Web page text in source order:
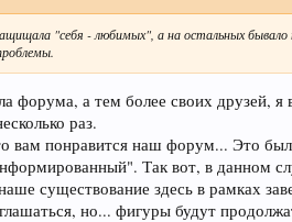
"себя - любимых", а на остальных бывало
форума, а тем более своих друзей,
раз.
вам понравится наш форум... Это
Так вот, в данном
существование здесь в рамках
но... фигуры будут